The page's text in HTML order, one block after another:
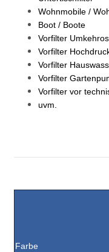
Wohnmobile /
Boot / Boote
Vorfilter
Vorfilter
Vorfilter
Vorfilter
Vorfilter vor
uvm.
Farbe